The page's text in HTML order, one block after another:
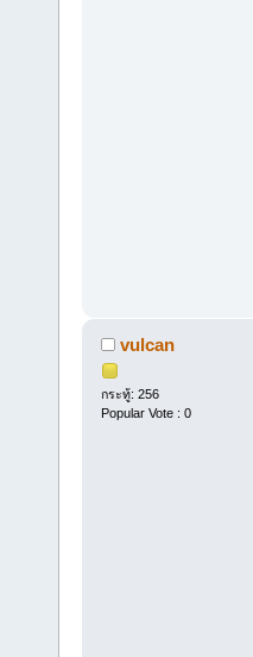
vulcan
กระทู้: 256
Popular Vote : 0